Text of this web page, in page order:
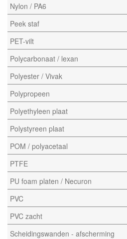
Nylon / PA6
Peek staf
PET-vilt
Polycarbonaat / lexan
Polyester / Vivak
Polypropeen
Polyethyleen plaat
Polystyreen plaat
POM / polyacetaal
PTFE
PU foam platen / Necuron
PVC
PVC zacht
Scheidingswanden - afscherming